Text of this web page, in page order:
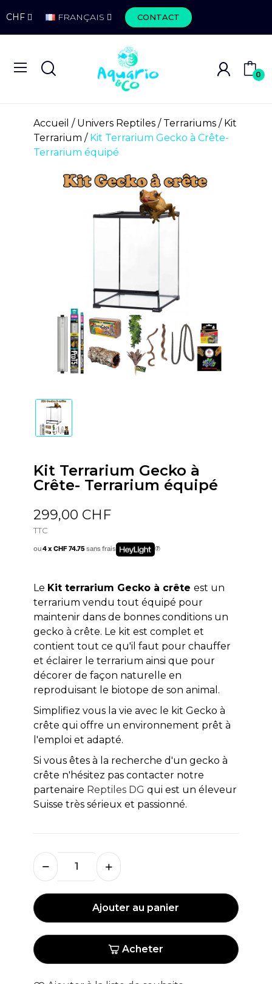
CHF FRANÇAIS CONTACT
0
Accueil Univers Reptiles Terrariums
Kit
Terrarium
Kit Terrarium Gecko à Crête-
Terrarium équipé
Kit Terrarium Gecko à
Crête- Terrarium équipé
299,00 CHF
TTC
ou4 x CHF 74.75sans frais
Le Kit terrarium Gecko à crête est un
terrarium vendu tout équipé pour
maintenir dans de bonnes conditions un
gecko à crête. Le kit est complet et
contient tout ce qu'il faut pour chauffer
et éclairer le terrarium ainsi que pour
décorer de façon naturelle en
reproduisant le biotope de son animal.
Simplifiez vous la vie avec le kit Gecko à
crête qui offre un environnement prêt à
l'emploi et adapté.
Si vous êtes à la recherche d'un gecko à
crête n'hésitez pas contacter notre
partenaire Reptiles DG qui est un éleveur
Suisse très sérieux et passionné.
Ajouter au panier
Acheter